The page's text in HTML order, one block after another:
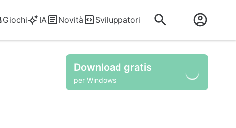
Giochi IA Novità Sviluppatori
Download gratis
per Windows